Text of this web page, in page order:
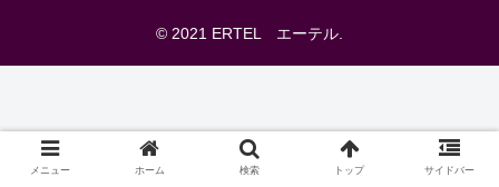
© 2021 ERTEL エーテル.
メニュー ホーム 検索 トップ サイドバー